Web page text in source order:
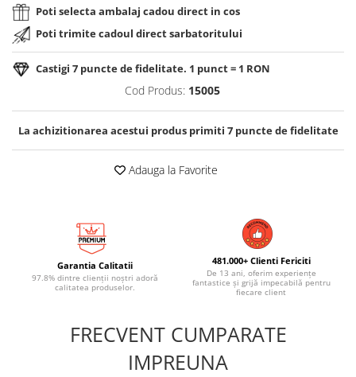
Poti selecta ambalaj cadou direct in cos
Poti trimite cadoul direct sarbatoritului
Castigi 7 puncte de fidelitate. 1 punct = 1 RON
Cod Produs: 15005
La achizitionarea acestui produs primiti 7puncte de fidelitate
Adauga la Favorite
Garantia Calitatii
97.8% dintre clienții noștri adoră
calitatea produselor.
481.000+ Clienti Fericiti
De 13 ani, oferim experiențe
fantastice și grijă impecabilă pentru
fiecare client
FRECVENT CUMPARATE
IMPREUNA